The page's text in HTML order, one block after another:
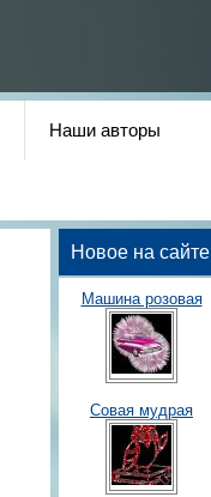
Наши авторы
Новое на сайте
Машина розовая
Совая мудрая